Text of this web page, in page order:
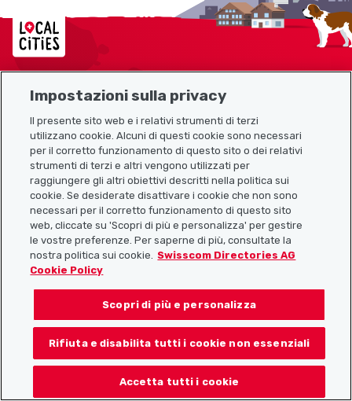
Localcities
Link utili
Scarica l’app Localcities
Seguiteci su:
Impostazioni sulla privacy
Il presente sito web e i relativi strumenti di terzi
utilizzano cookie. Alcuni di questi cookie sono necessari
per il corretto funzionamento di questo sito o dei relativi
strumenti di terzi e altri vengono utilizzati per
raggiungere gli altri obiettivi descritti nella politica sui
cookie. Se desiderate disattivare i cookie che non sono
necessari per il corretto funzionamento di questo sito
web, cliccate su 'Scopri di più e personalizza' per gestire
le vostre preferenze. Per saperne di più, consultate la
nostra politica sui cookie.
Swisscom Directories AG
Cookie Policy
Scopri di più e personalizza
Rifiuta e disabilita tutti i cookie non essenziali
Accetta tutti i cookie